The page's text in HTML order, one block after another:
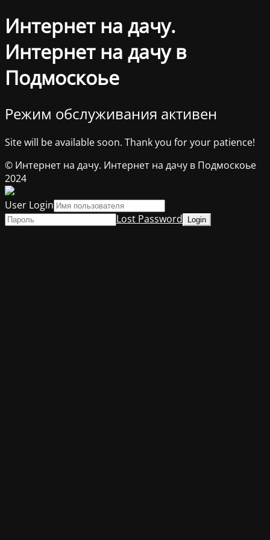
Интернет на дачу.
Интернет на дачу в
Подмоскоье
Режим обслуживания активен
Site will be available soon. Thank you for your patience!
© Интернет на дачу. Интернет на дачу в Подмоскоье
2024
User Login
Lost Password